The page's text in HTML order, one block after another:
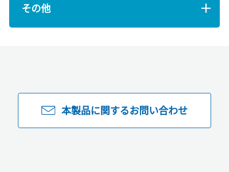
その他
本製品に関するお問い合わせ